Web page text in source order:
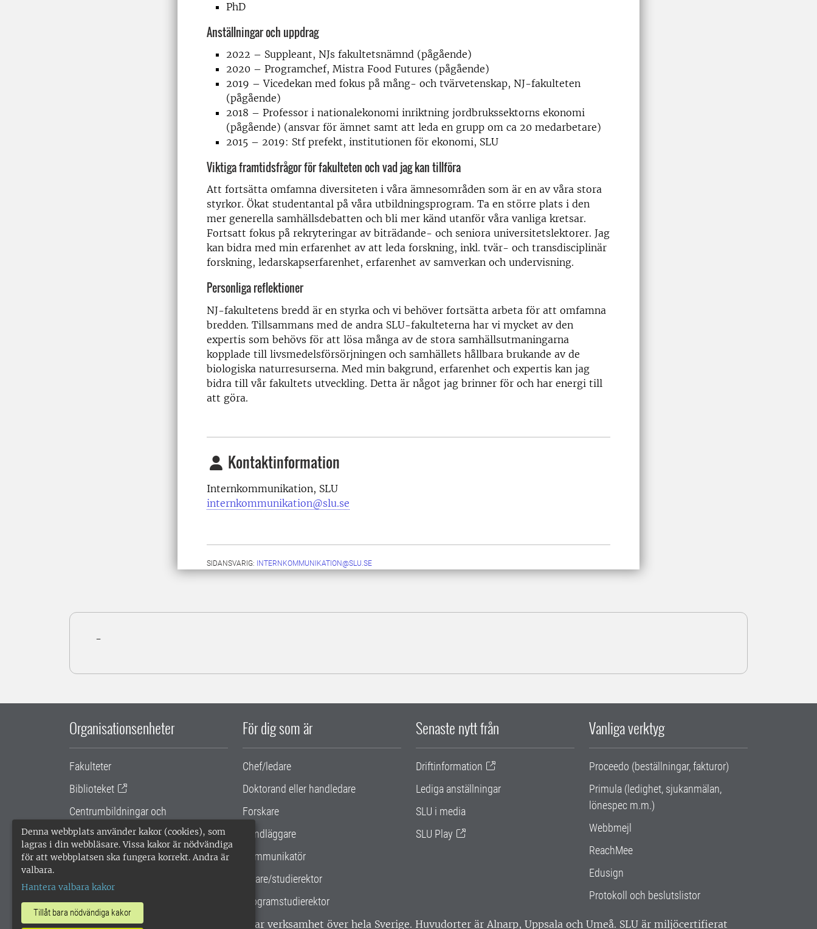
Denna webbplats använder kakor (cookies), som
lagras i din webbläsare. Vissa kakor är nödvändiga
för att webbplatsen ska fungera korrekt. Andra är
valbara.
Hantera valbara kakor
Tillåt bara nödvändiga kakor
PhD
Anställningar och uppdrag
2022 – Suppleant, NJs fakultetsnämnd (pågående)
2020 – Programchef, Mistra Food Futures (pågående)
2019 – Vicedekan med fokus på mång- och tvärvetenskap, NJ-fakulteten
(pågående)
2018 – Professor i nationalekonomi inriktning jordbrukssektorns ekonomi
(pågående) (ansvar för ämnet samt att leda en grupp om ca 20 medarbetare)
2015 – 2019: Stf prefekt, institutionen för ekonomi, SLU
Viktiga framtidsfrågor för fakulteten och vad jag kan tillföra
Att fortsätta omfamna diversiteten i våra ämnesområden som är en av våra stora
styrkor. Ökat studentantal på våra utbildningsprogram. Ta en större plats i den
mer generella samhällsdebatten och bli mer känd utanför våra vanliga kretsar.
Fortsatt fokus på rekryteringar av biträdande- och seniora universitetslektorer. Jag
kan bidra med min erfarenhet av att leda forskning, inkl. tvär- och transdisciplinär
forskning, ledarskapserfarenhet, erfarenhet av samverkan och undervisning.
Personliga reflektioner
NJ-fakultetens bredd är en styrka och vi behöver fortsätta arbeta för att omfamna
bredden. Tillsammans med de andra SLU-fakulteterna har vi mycket av den
expertis som behövs för att lösa många av de stora samhällsutmaningarna
kopplade till livsmedelsförsörjningen och samhällets hållbara brukande av de
biologiska naturresurserna. Med min bakgrund, erfarenhet och expertis kan jag
bidra till vår fakultets utveckling. Detta är något jag brinner för och har energi till
att göra.
Kontaktinformation
Internkommunikation, SLU
internkommunikation@slu.se
SIDANSVARIG: INTERNKOMMUNIKATION@SLU.SE
-
Organisationsenheter
Fakulteter
Biblioteket
Centrumbildningar och
samarbetsprojekt
Gemensamma verksamhetsstödet
För dig som är
Chef/ledare
Doktorand eller handledare
Forskare
Handläggare
Kommunikatör
Lärare/studierektor
Programstudierektor
Senaste nytt från
Driftinformation
Lediga anställningar
SLU i media
SLU Play
Vanliga verktyg
Proceedo (beställningar, fakturor)
Primula (ledighet, sjukanmälan,
lönespec m.m.)
Webbmejl
ReachMee
Edusign
Protokoll och beslutslistor
SLU, Sveriges lantbruksuniversitet, har verksamhet över hela Sverige. Huvudorter är Alnarp, Uppsala och Umeå. SLU är miljöcertifierat